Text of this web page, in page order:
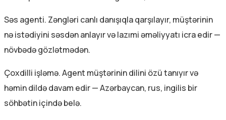
Səs agenti. Zəngləri canlı danışıqla qarşılayır, müştərinin
nə istədiyini səsdən anlayır və lazımi əməliyyatı icra edir —
növbədə gözlətmədən.
Çoxdilli işləmə. Agent müştərinin dilini özü tanıyır və
həmin dildə davam edir — Azərbaycan, rus, ingilis bir
söhbətin içində belə.